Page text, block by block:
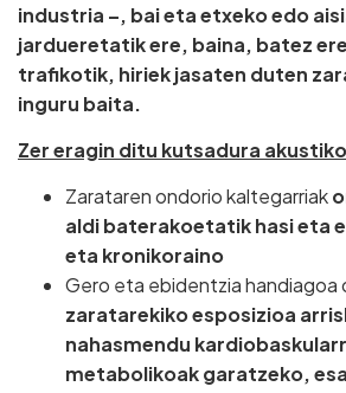
industria –, bai eta etxeko edo
jardueretatik ere, baina, batez
trafikotik, hiriek jasaten duten
inguru baita.
Zer eragin ditu kutsadura
Zarataren ondorio kaltegarriak
aldi baterakoetatik hasi eta
eta kronikoraino
Gero eta ebidentzia handiagoa
zaratarekiko esposizioa
nahasmendu
metabolikoak garatzeko,